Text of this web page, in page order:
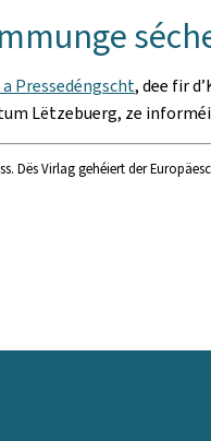
Pressedéngscht, dee fir
Lëtzebuerg, ze
Dës Virlag gehéiert der